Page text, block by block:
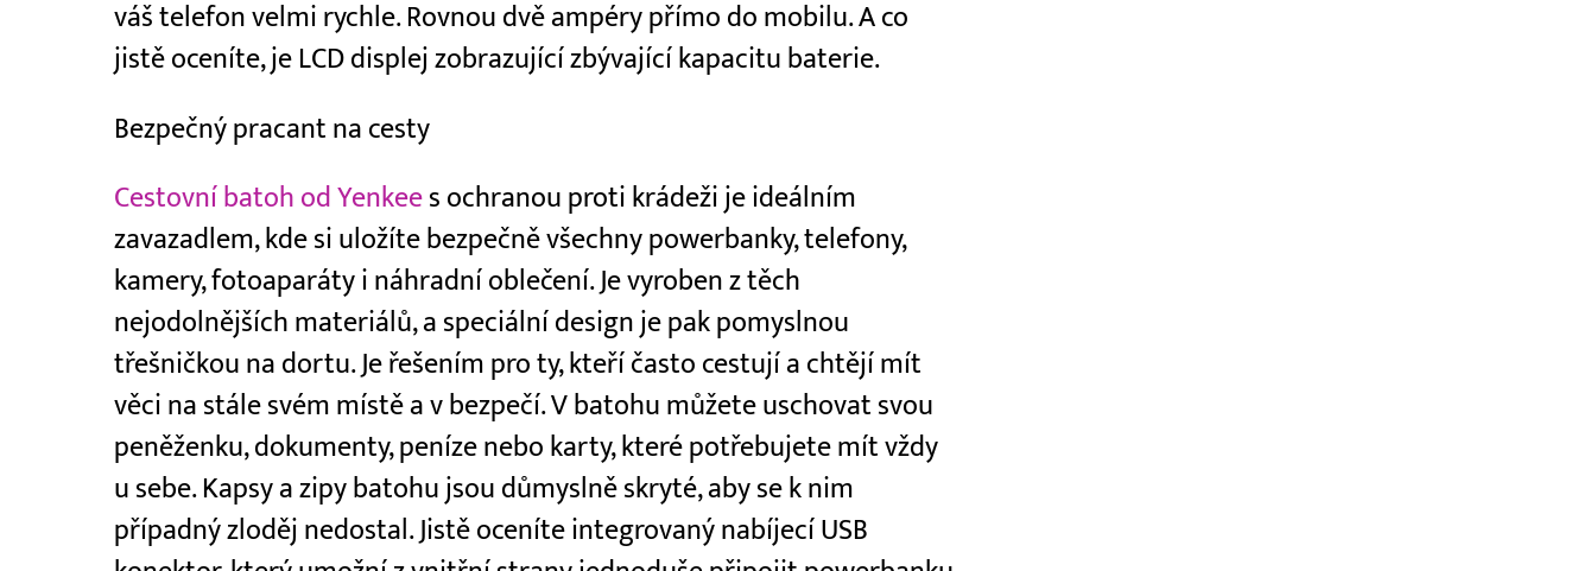
váš telefon velmi rychle. Rovnou dvě ampéry přímo do mobilu. A co
jistě oceníte, je LCD displej zobrazující zbývající kapacitu baterie.
Bezpečný pracant na cesty
Cestovní batoh od Yenkee s ochranou proti krádeži je ideálním
zavazadlem, kde si uložíte bezpečně všechny powerbanky, telefony,
kamery, fotoaparáty i náhradní oblečení. Je vyroben z těch
nejodolnějších materiálů, a speciální design je pak pomyslnou
třešničkou na dortu. Je řešením pro ty, kteří často cestují a chtějí mít
věci na stále svém místě a v bezpečí. V batohu můžete uschovat svou
peněženku, dokumenty, peníze nebo karty, které potřebujete mít vždy
u sebe. Kapsy a zipy batohu jsou důmyslně skryté, aby se k nim
případný zloděj nedostal. Jistě oceníte integrovaný nabíjecí USB